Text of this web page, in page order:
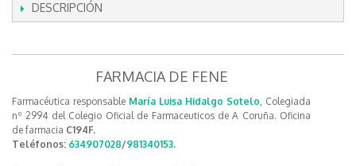
DESCRIPCIÓN
FARMACIA DE FENE
Farmacéutica responsable María Luisa Hidalgo Sotelo, Colegiada
nº 2994 del Colegio Oficial de Farmaceuticos de A Coruña. Oficina
de farmacia C194F.
Teléfonos: 634907028/981340153.